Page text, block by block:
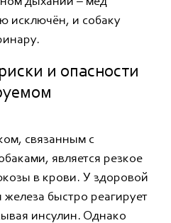
исключён, и собаку
и опасности
связанным с
является резкое
в крови. У здоровой
быстро реагирует
инсулин. Однако